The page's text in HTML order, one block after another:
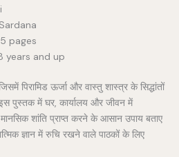
pages
age ‏ : ‎18 years and up
पिरामिड ऊर्जा और वास्तु शास्त्र के सिद्धांतों
पुस्तक में घर, कार्यालय और जीवन में
शांति प्राप्त करने के आसान उपाय बताए
ज्ञान में रुचि रखने वाले पाठकों के लिए